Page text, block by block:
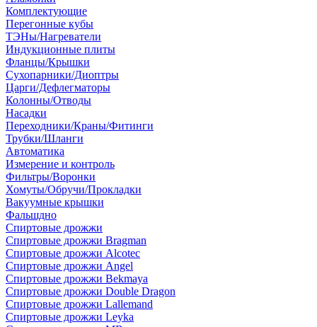
Комплектующие
Перегонные кубы
ТЭНы/Нагреватели
Индукционные плиты
Фланцы/Крышки
Сухопарники/Диоптры
Царги/Дефлегматоры
Колонны/Отводы
Насадки
Переходники/Краны/Фитинги
Трубки/Шланги
Автоматика
Измерение и контроль
Фильтры/Воронки
Хомуты/Обручи/Прокладки
Вакуумные крышки
Фальшдно
Спиртовые дрожжи
Спиртовые дрожжи Bragman
Спиртовые дрожжи Alcotec
Спиртовые дрожжи Angel
Спиртовые дрожжи Bekmaya
Спиртовые дрожжи Double Dragon
Спиртовые дрожжи Lallemand
Спиртовые дрожжи Leyka